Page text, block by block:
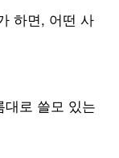
하면, 어떤 사
대로 쓸모 있는